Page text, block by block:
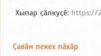
Хыпар ҫӑлкуҫӗ: https://
Ҫавӑн пекех пӑхӑр